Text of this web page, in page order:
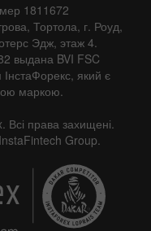
1811672
Тортола, г. Роуд,
Эдж, этаж 4.
выдана BVI FSC
який є
маркою.
права захищені.
Group.